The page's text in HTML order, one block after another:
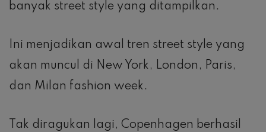
banyak street style yang ditampilkan.
Ini menjadikan awal tren street style yang
akan muncul di New York, London, Paris,
dan Milan fashion week.
Tak diragukan lagi, Copenhagen berhasil